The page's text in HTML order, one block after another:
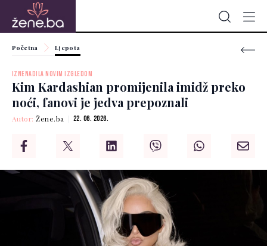
Početna Ljepota
IZNENADILA NOVIM IZGLEDOM
Kim Kardashian promijenila imidž preko
noći, fanovi je jedva prepoznali
Autor:Žene.ba 22. 06. 2026.